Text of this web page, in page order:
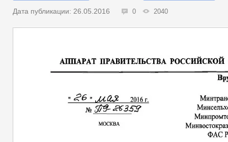
Дата публикации: 26.05.2016 0 2040